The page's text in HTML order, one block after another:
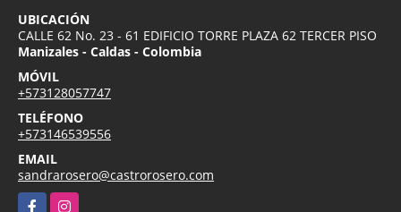
UBICACIÓN
CALLE 62 No. 23 - 61 EDIFICIO TORRE PLAZA 62 TERCER PISO
Manizales - Caldas - Colombia
MÓVIL
+573128057747
TELÉFONO
+573146539556
EMAIL
sandrarosero@castrorosero.com
FacebookInstagram